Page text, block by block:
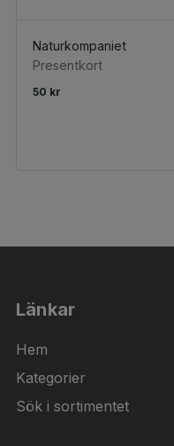
Naturkompaniet
Presentkort
50 kr
Länkar
Hem
Kategorier
Sök i sortimentet